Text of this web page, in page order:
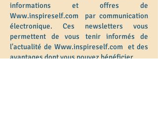
informations et offres de
Www.inspireself.com par communication
électronique. Ces newsletters vous
permettent de vous tenir informés de
l'actualité de Www.inspireself.com et des
avantages dont vous pouvez bénéficier.